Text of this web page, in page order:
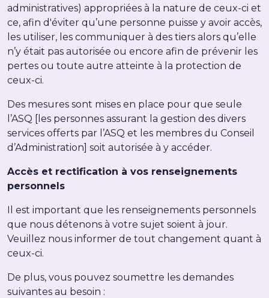
administratives) appropriées à la nature de ceux-ci et
ce, afin d'éviter qu’une personne puisse y avoir accès,
les utiliser, les communiquer à des tiers alors qu’elle
n’y était pas autorisée ou encore afin de prévenir les
pertes ou toute autre atteinte à la protection de
ceux-ci.
Des mesures sont mises en place pour que seule
l’ASQ [les personnes assurant la gestion des divers
services offerts par l’ASQ et les membres du Conseil
d’Administration] soit autorisée à y accéder.
Accès et rectification à vos renseignements
personnels
Il est important que les renseignements personnels
que nous détenons à votre sujet soient à jour.
Veuillez nous informer de tout changement quant à
ceux-ci.
De plus, vous pouvez soumettre les demandes
suivantes au besoin :